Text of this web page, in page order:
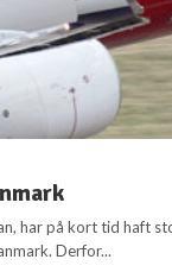
har på kort tid haft
Derfor...